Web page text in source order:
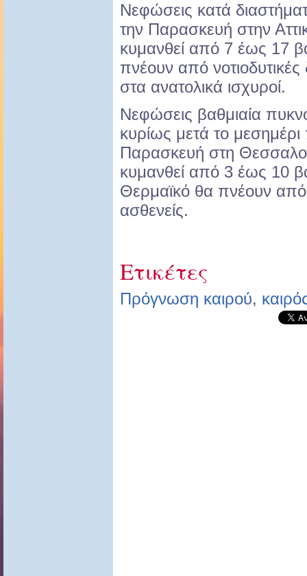
Νεφώσεις κατά
την Παρασκευή στην
κυμανθεί από 7 έως 17
πνέουν από νοτιοδυτικές
στα ανατολικά ισχυροί.
Νεφώσεις βαθμιαία
κυρίως μετά το μεσημέρι
Παρασκευή στη
κυμανθεί από 3 έως 10
Θερμαϊκό θα πνέουν από
ασθενείς.
Ετικέτες
Πρόγνωση καιρού,